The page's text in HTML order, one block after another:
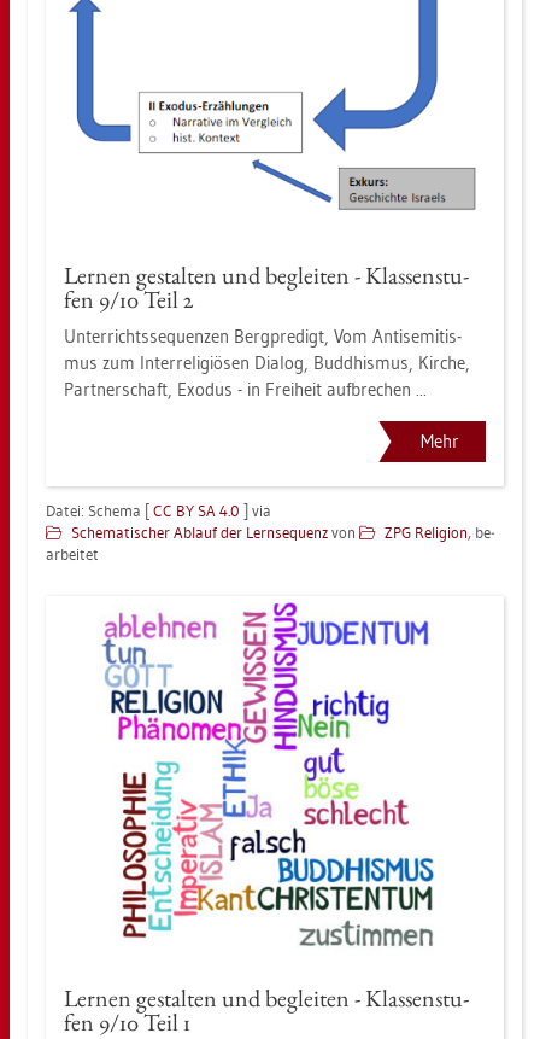
Ler­nen ge­stal­ten und be­glei­ten - Klas­sen­stu­
fen 9/10 Teil 2
Un­ter­richts­se­quen­zen Berg­pre­digt, Vom An­ti­se­mi­tis­
mus zum In­ter­re­li­giö­sen Dia­log, Bud­dhis­mus, Kir­che,
Part­ner­schaft, Exo­dus - in Frei­heit auf­bre­chen ...
Mehr
Datei: Sche­ma [CC BY SA 4.0 ] via
Sche­ma­ti­scher Ab­lauf der Lern­se­quenzvon ZPG Re­li­gi­on, be­
ar­bei­tet
Ler­nen ge­stal­ten und be­glei­ten - Klas­sen­stu­
fen 9/10 Teil 1